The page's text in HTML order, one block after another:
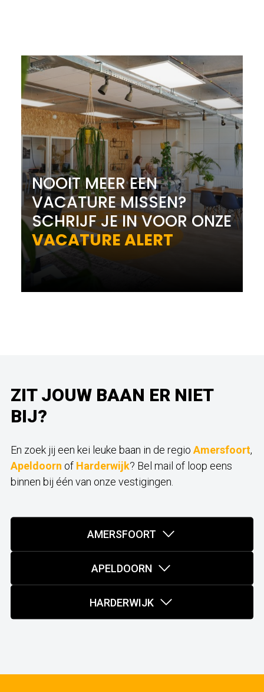
NOOIT MEER EEN
VACATURE MISSEN?
SCHRIJF JE IN VOOR ONZE
VACATURE ALERT
ZIT JOUW BAAN ER NIET
BIJ?
En zoek jij een kei leuke baan in de regio Amersfoort,
Apeldoorn of Harderwijk? Bel mail of loop eens
binnen bij één van onze vestigingen.
AMERSFOORT
APELDOORN
HARDERWIJK